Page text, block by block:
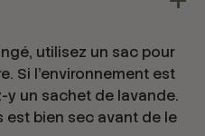
utilisez un sac pour
Si l'environnement est
y un sachet de lavande.
est bien sec avant de le